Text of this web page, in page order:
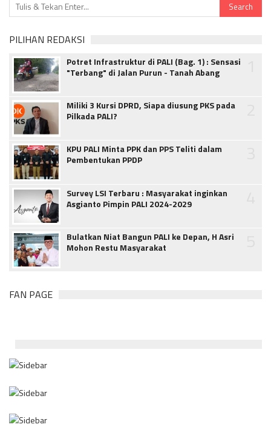
PILIHAN REDAKSI
Potret Infrastruktur di PALI (Bag. 1) : Sensasi
"Terbang" di Jalan Purun - Tanah Abang
Miliki 3 Kursi DPRD, Siapa diusung PKS pada
Pilkada PALI?
KPU PALI Minta PPK dan PPS Teliti dalam
Pembentukan PPDP
Survey LSI Terbaru : Masyarakat inginkan
Asgianto Pimpin PALI 2024-2029
Bulatkan Niat Bangun PALI ke Depan, H Asri
Mohon Restu Masyarakat
FAN PAGE